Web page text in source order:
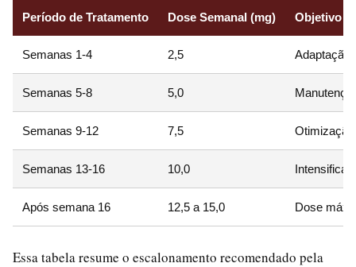
Período de Tratamento Dose Semanal (mg) Objetivo
Semanas 1-4 2,5 Adaptação
Semanas 5-8 5,0
Semanas 9-12 7,5 Otimização
Semanas 13-16 10,0
Após semana 16 12,5 a 15,0 Dose
Essa tabela resume o escalonamento recomendado pela